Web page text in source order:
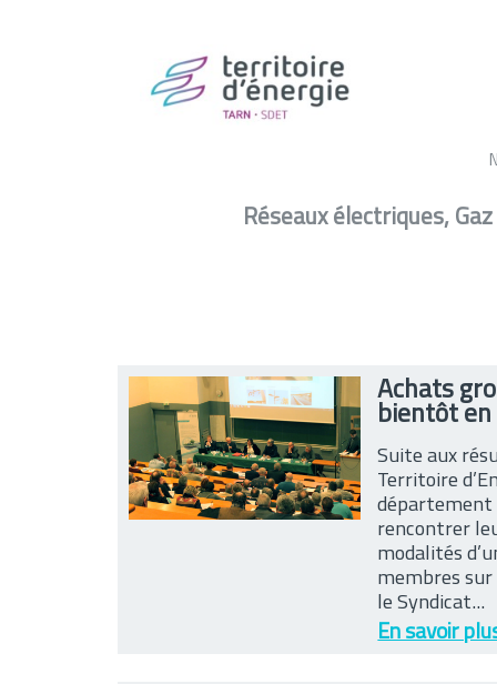
Réseaux électriques, Gaz
Achats
bientôt
Suite aux
Territoire
département
rencontrer
modalités
membres
le Syndicat...
En savoir